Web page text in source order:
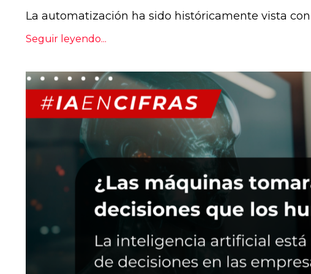
La automatización ha sido históricamente vista
Seguir leyendo...